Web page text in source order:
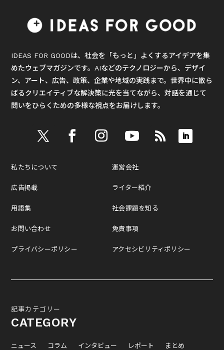
IDEAS FOR GOODは、社会を「もっと」よくするアイデアを集
めたウェブマガジンです。AIなどのテクノロジーから、デザイ
ン、アート、広告、政策、企業や地域の実践まで。世界中に散ら
ばるクリエイティブな解決策に光を当てながら、対話を通じて
問いをひらくための多様な視点をお届けします。
私たちについて
広告掲載
用語集
お問い合わせ
プライバシーポリシー
運営会社
ライター紹介
社会課題を知る
免責事項
アクセシビリティポリシー
記事カテゴリー
CATEGORY
ニュース コラム インタビュー レポート
まとめ